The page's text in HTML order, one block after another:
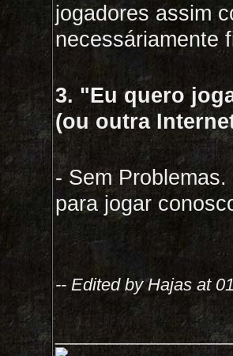
jogadores assim
necessáriamente
3. "Eu quero
(ou outra
- Sem
para jogar
-- Edited by Hajas at